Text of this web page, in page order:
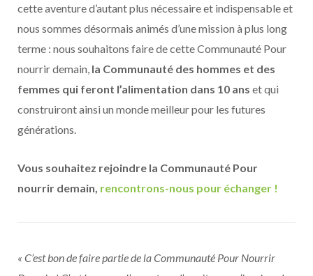
cette aventure d’autant plus nécessaire et indispensable et
nous sommes désormais animés d’une mission à plus long
terme : nous souhaitons faire de cette Communauté Pour
nourrir demain, la Communauté des hommes et des
femmes qui feront l’alimentation dans 10 ans et qui
construiront ainsi un monde meilleur pour les futures
générations.
Vous souhaitez rejoindre la Communauté Pour
nourrir demain, rencontrons-nous pour échanger !
« C’est bon de faire partie de la Communauté Pour Nourrir